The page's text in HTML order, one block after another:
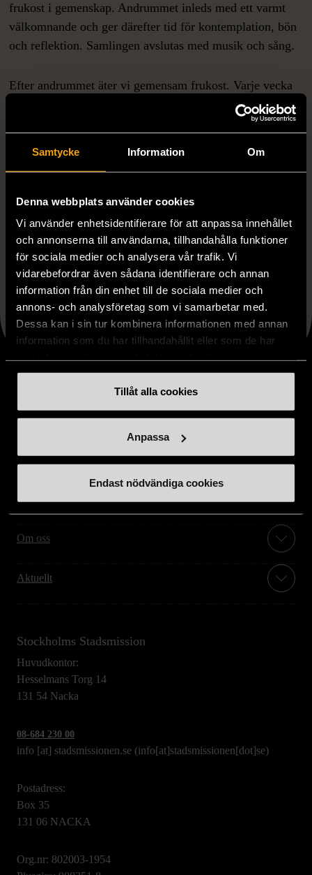
Samtycke Information Om
Denna webbplats använder cookies
Vi använder enhetsidentifierare för att anpassa innehållet
och annonserna till användarna, tillhandahålla funktioner
för sociala medier och analysera vår trafik. Vi
vidarebefordrar även sådana identifierare och annan
information från din enhet till de sociala medier och
annons- och analysföretag som vi samarbetar med.
Dessa kan i sin tur kombinera informationen med annan
information som du har tillhandahållit eller som de har
Tillåt alla cookies
Anpassa
Endast nödvändiga cookies
frukost i gemenskap. Andrummet inleds med ett varmt
välkomnande och ger därefter tid för kontemplation, bön
och reflektion. Samlingen avslutas med musik och sång.
Efter andrummet äter vi gemensam frukost. Varje vecka
finns möjlighet för en deltagare eller gäst att dela med sig
Dela artikeln X
Stöd oss
Hitta till oss
Handla second hand online
Om oss
Aktuellt
Stockholms Stadsmission
Huvudkontor:
Hesselmans Torg 14
131 54 Nacka
08-684 230 00
info [at] stadsmissionen.se (info[at]stadsmissionen[dot]se)
Postadress:
Box 35
131 06 NACKA
Org.nr: 802003-1954